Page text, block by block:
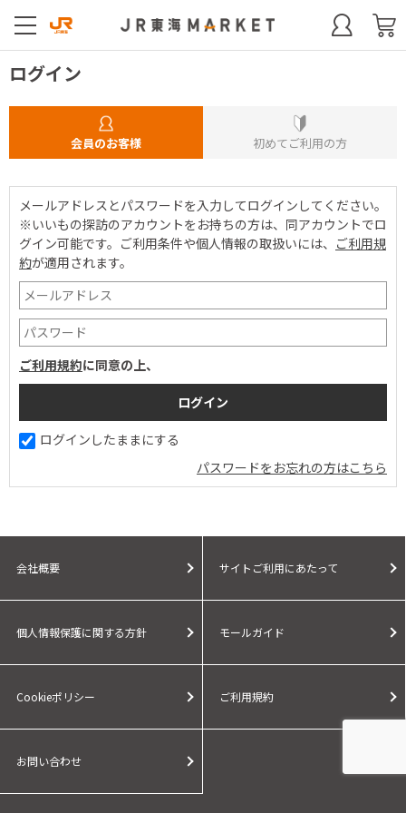
ログイン
会員のお客様 初めてご利用の方
メールアドレスとパスワードを入力してログインしてください。
※いいもの探訪のアカウントをお持ちの方は、同アカウントでロ
グイン可能です。 ご利用条件や個人情報の取扱いには、 ご利用規
約が適用されます。
ご利用規約に同意の上、
ログインしたままにする
パスワードをお忘れの方はこちら
会社概要 サイトご利用にあたって
個人情報保護に関する方針 モールガイド
Cookieポリシー ご利用規約
お問い合わせ